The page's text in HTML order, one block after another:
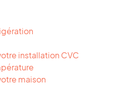
installation CVC
maison